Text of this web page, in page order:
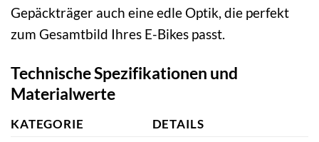
Gepäckträger auch eine edle Optik, die perfekt
zum Gesamtbild Ihres E-Bikes passt.
Technische Spezifikationen und
Materialwerte
KATEGORIE DETAILS